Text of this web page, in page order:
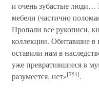
и очень зубастые люди…
мебели (частично
Пропали все рукописи,
коллекции. Обитавшие
оставили нам в
уже превратившиеся в
разумеется, нет»[751].